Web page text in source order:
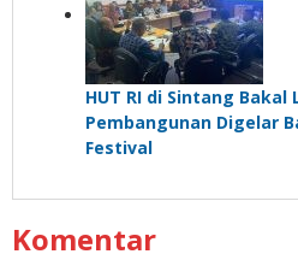
HUT RI di Sintang
Pembangunan Digelar
Festival
Komentar